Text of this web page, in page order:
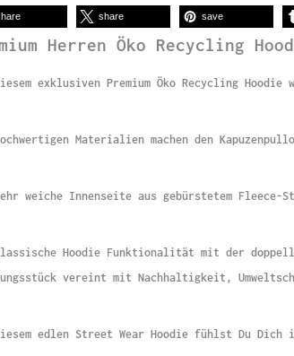
share save
Herren Öko Recycling
exklusiven Premium Öko Recycling
Materialien machen den
weiche Innenseite aus gebürstetem
Hoodie Funktionalität mit der
vereint mit Nachhaltigkeit,
edlen Street Wear Hoodie fühlst Du